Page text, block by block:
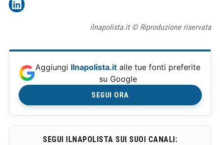
ilnapolista.it © Riproduzione riservata
Aggiungi Ilnapolista.it alle tue fonti preferite
su Google
SEGUI ORA
SEGUI ILNAPOLISTA SUI SUOI CANALI: